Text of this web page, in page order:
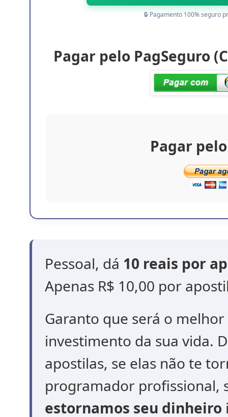
🔒 Pagamento 100% seguro
Pagar pelo PagSeguro
Pagar
Pessoal, dá 10 reais por
Apenas R$ 10,00 por
Garanto que será o
investimento da sua vida.
apostilas, se elas não te
programador profissional,
estornamos seu dinheiro